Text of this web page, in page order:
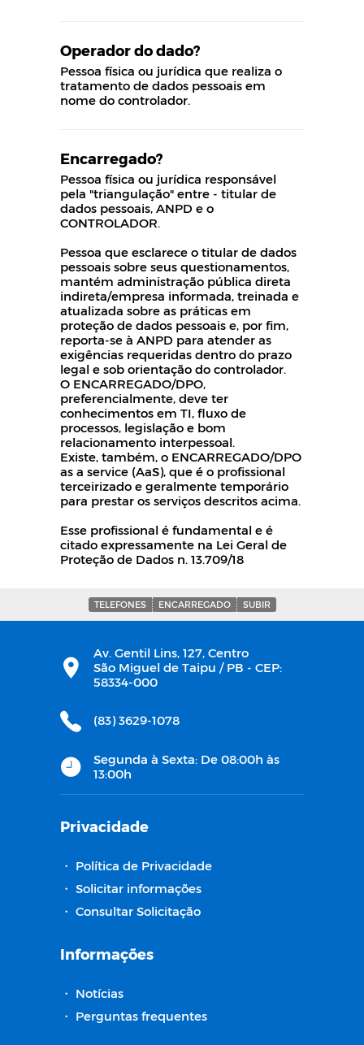
Operador do dado?
Pessoa física ou jurídica que realiza o
tratamento de dados pessoais em
nome do controlador.
Encarregado?
Pessoa física ou jurídica responsável
pela "triangulação" entre - titular de
dados pessoais, ANPD e o
CONTROLADOR.
Pessoa que esclarece o titular de dados
pessoais sobre seus questionamentos,
mantém administração pública direta
indireta/empresa informada, treinada e
atualizada sobre as práticas em
proteção de dados pessoais e, por fim,
reporta-se à ANPD para atender as
exigências requeridas dentro do prazo
legal e sob orientação do controlador.
O ENCARREGADO/DPO,
preferencialmente, deve ter
conhecimentos em TI, fluxo de
processos, legislação e bom
relacionamento interpessoal.
Existe, também, o ENCARREGADO/DPO
as a service (AaS), que é o profissional
terceirizado e geralmente temporário
para prestar os serviços descritos acima.
Esse profissional é fundamental e é
citado expressamente na Lei Geral de
Proteção de Dados n. 13.709/18
TELEFONES ENCARREGADO SUBIR
Av. Gentil Lins, 127, Centro
São Miguel de Taipu / PB - CEP:
58334-000
(83) 3629-1078
Segunda à Sexta: De 08:00h às
13:00h
Privacidade
・ Política de Privacidade
・ Solicitar informações
・ Consultar Solicitação
Informações
・ Notícias
・ Perguntas frequentes